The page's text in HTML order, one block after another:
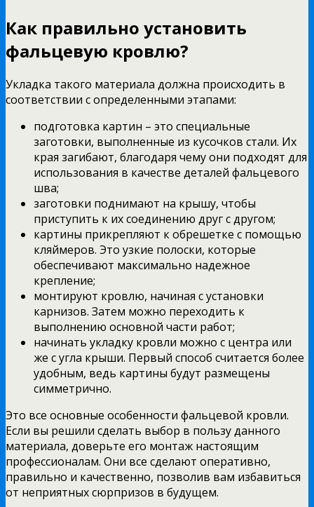
Как правильно установить
фальцевую кровлю?
Укладка такого материала должна происходить в
соответствии с определенными этапами:
подготовка картин – это специальные
заготовки, выполненные из кусочков стали. Их
края загибают, благодаря чему они подходят для
использования в качестве деталей фальцевого
шва;
заготовки поднимают на крышу, чтобы
приступить к их соединению друг с другом;
картины прикрепляют к обрешетке с помощью
кляймеров. Это узкие полоски, которые
обеспечивают максимально надежное
крепление;
монтируют кровлю, начиная с установки
карнизов. Затем можно переходить к
выполнению основной части работ;
начинать укладку кровли можно с центра или
же с угла крыши. Первый способ считается более
удобным, ведь картины будут размещены
симметрично.
Это все основные особенности фальцевой кровли.
Если вы решили сделать выбор в пользу данного
материала, доверьте его монтаж настоящим
профессионалам. Они все сделают оперативно,
правильно и качественно, позволив вам избавиться
от неприятных сюрпризов в будущем.